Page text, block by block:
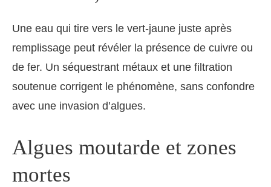
Une eau qui tire vers le vert-jaune juste après
remplissage peut révéler la présence de cuivre ou
de fer. Un séquestrant métaux et une filtration
soutenue corrigent le phénomène, sans confondre
avec une invasion d’algues.
Algues moutarde et zones
mortes